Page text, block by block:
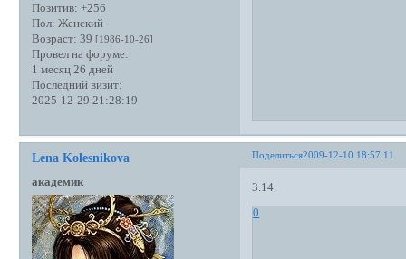
Позитив: +256
Пол: Женский
Возраст: 39 [1986-10-26]
Провел на форуме:
1 месяц 26 дней
Последний визит:
2025-12-29 21:28:19
Поделиться2009-12-10 18:57:11
Lena Kolesnikova
академик 3.14.
0